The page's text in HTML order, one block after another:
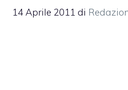
14 Aprile 2011 di